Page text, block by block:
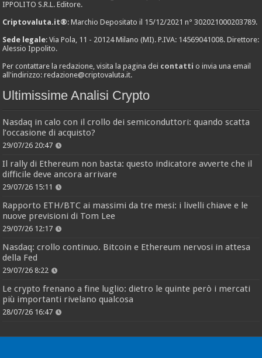
IPPOLITO S.R.L. Editore.
Criptovaluta.it®: Marchio Depositato il 15/12/2021 n° 302021000203789.
Sede legale: Via Pola, 11 - 20124 Milano (MI). P.IVA: 14569041008. Direttore:
Alessio Ippolito.
Per contattare la redazione, visita la pagina dei contatti o invia una email
all'indirizzo:redazione@criptovaluta.it.
Ultimissime Analisi Crypto
Nasdaq in calo con il crollo dei semiconduttori: quando scatta
l’occasione di acquisto?
29/07/26 20:47
Il rally di Ethereum non basta: questo indicatore avverte che il
difficile deve ancora arrivare
29/07/26 15:11
Rapporto ETH/BTC ai massimi da tre mesi: i livelli chiave e le
nuove previsioni di Tom Lee
29/07/26 12:17
Nasdaq: crollo continuo. Bitcoin e Ethereum nervosi in attesa
della Fed
29/07/26 8:22
Le crypto frenano a fine luglio: dietro le quinte però i mercati
più importanti rivelano qualcosa
28/07/26 16:47